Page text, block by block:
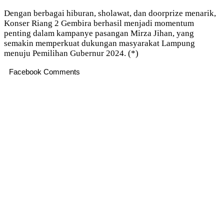
Dengan berbagai hiburan, sholawat, dan doorprize menarik,
Konser Riang 2 Gembira berhasil menjadi momentum
penting dalam kampanye pasangan Mirza Jihan, yang
semakin memperkuat dukungan masyarakat Lampung
menuju Pemilihan Gubernur 2024. (*)
Facebook Comments